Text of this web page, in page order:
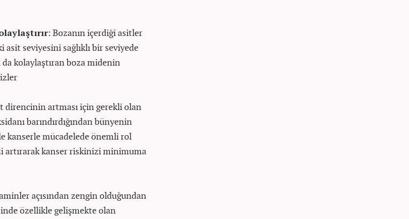
: Bozanın içerdiği asitler
seviyesini sağlıklı bir seviyede
kolaylaştıran boza midenin
direncinin artması için gerekli olan
barındırdığından bünyenin
kanserle mücadelede önemli rol
artırarak kanser riskinizi minimuma
açısından zengin olduğundan
özellikle gelişmekte olan